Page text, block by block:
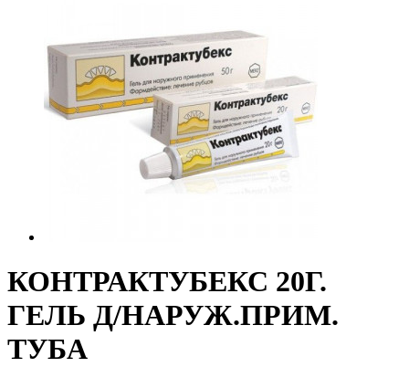
КОНТРАКТУБЕКС 20Г.
ГЕЛЬ Д/НАРУЖ.ПРИМ.
ТУБА